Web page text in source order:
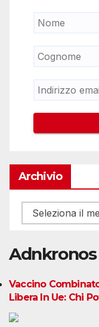
Archivio
Archivio
Adnkronos
Vaccino
Libera In Ue: Chi